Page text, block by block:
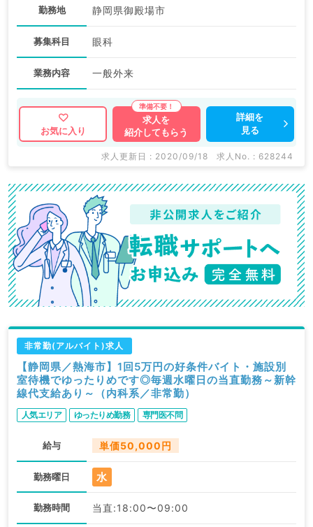
勤務地 静岡県御殿場市
募集科目 眼科
業務内容 一般外来
お気に入り
求人を
紹介してもらう
詳細を
見る
求人更新日 : 2020/09/18 求人No. : 628244
非常勤(アルバイト)求人
【静岡県／熱海市】1回5万円の好条件バイト・施設別
室待機でゆったりめです◎毎週水曜日の当直勤務～新幹
線代支給あり～（内科系／非常勤）
人気エリア ゆったりめ勤務 専門医不問
給与 単価50,000円
勤務曜日 水
勤務時間 当直:18:00〜09:00